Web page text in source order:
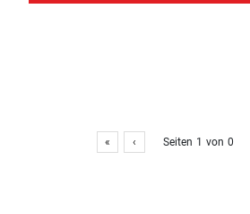
« ‹ Seiten 1 von 0